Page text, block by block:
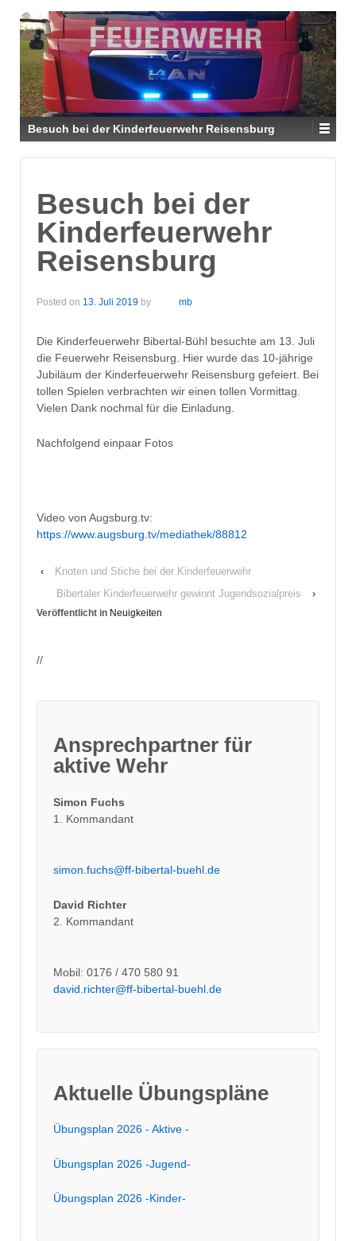
Besuch bei der Kinderfeuerwehr Reisensburg
Besuch bei der
Kinderfeuerwehr
Reisensburg
Posted on 13. Juli 2019 by mb
Die Kinderfeuerwehr Bibertal-Bühl besuchte am 13. Juli
die Feuerwehr Reisensburg. Hier wurde das 10-jährige
Jubiläum der Kinderfeuerwehr Reisensburg gefeiert. Bei
tollen Spielen verbrachten wir einen tollen Vormittag.
Vielen Dank nochmal für die Einladung.
Nachfolgend einpaar Fotos
Video von Augsburg.tv:
https://www.augsburg.tv/mediathek/88812
‹
Knoten und Stiche bei der Kinderfeuerwehr
Bibertaler Kinderfeuerwehr gewinnt Jugendsozialpreis
›
Veröffentlicht in Neuigkeiten
//
Ansprechpartner für
aktive Wehr
Simon Fuchs
1. Kommandant
simon.fuchs@ff-bibertal-buehl.de
David Richter
2. Kommandant
Mobil: 0176 / 470 580 91
david.richter@ff-bibertal-buehl.de
Aktuelle Übungspläne
Übungsplan 2026 - Aktive -
Übungsplan 2026 -Jugend-
Übungsplan 2026 -Kinder-